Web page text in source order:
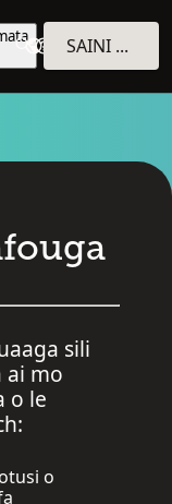
SAINI E ALU I TOTONU
sili
ai mo
o le
o